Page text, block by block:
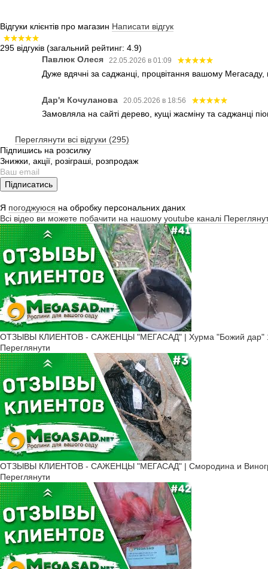
Відгуки клієнтів про магазин Написати відгук
295 відгуків (загальний рейтинг: 4.9)
Павлюк Олеся
22.05.2026 в 01:09
Дуже вдячні за саджанці, процвітання вашому
Дар'я Кочуланова 20.05.2026 в 18:56
Замовляла на сайті дерево, кущі жасміну та саджанці
Переглянути всі відгуки (295)
Підпишись на розсилку
Знижки, акції, розіграші, розпродаж
Підписатись
Я погоджуюся на обробку персональних даних
Всі відео ви можете побачити на нашому youtube каналі
ОТЗЫВЫ КЛИЕНТОВ - САЖЕНЦЫ "МЕГАСАД" | Хурма "Божий дар"
Переглянути
ОТЗЫВЫ КЛИЕНТОВ - САЖЕНЦЫ "МЕГАСАД" | Смородина и
Переглянути